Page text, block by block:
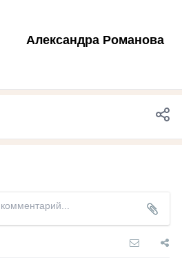
Александра Романова